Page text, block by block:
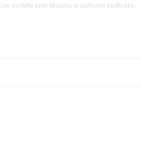
mobile prin Mopria și aplicații dedicate.
duplex); rezoluție până la 1.200 × 1.200 dpi.
fiabil care îmbunătățește